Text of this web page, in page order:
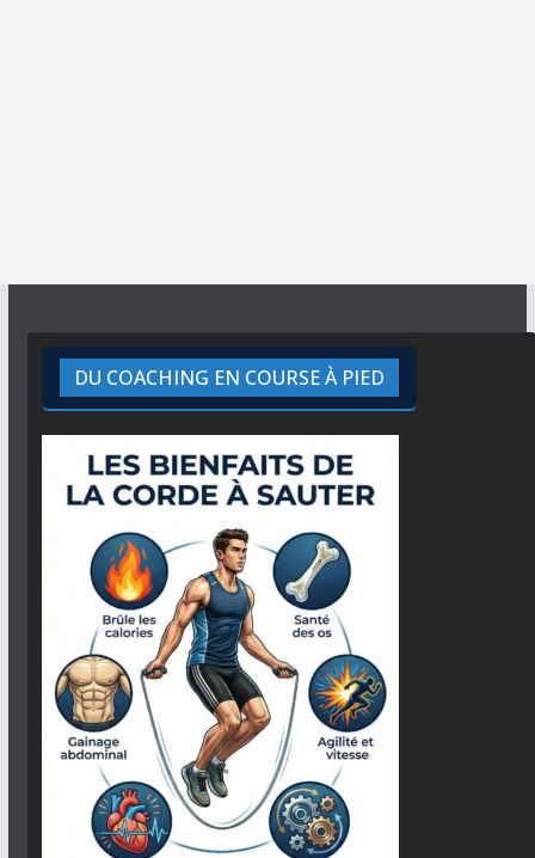
DU COACHING EN COURSE À PIED